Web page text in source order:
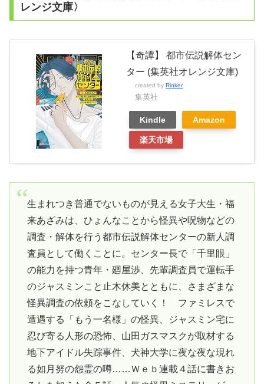
レンジ文庫〉
【奇譚】 都市伝説解体セン
ター (集英社オレンジ文庫)
created by Rinker
集英社
Kindle Amazon
楽天市場
生まれつき普通でないものが見える女子大生・福
来あざみは、ひょんなことから怪異や呪物などの
調査・解体を行う都市伝説解体センターの新人調
査員として働くことに。センター長で「千里眼」
の能力を持つ青年・廻屋渉、先輩調査員で運転手
のジャスミンこと止木休美とともに、さまざまな
怪異調査の依頼をこなしていく！ ファミレスで
遭遇する「もう一名様」の怪異、ジャスミン宅に
忍び寄る人形の恐怖、山田ガスマスクが取材する
地下アイドル失踪事件、犬神大学に夜な夜な現れ
る如月努の怨霊の噂……Ｗｅｂ連載４話に書きお